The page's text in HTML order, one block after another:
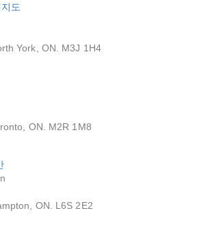
도
York, ON. M3J 1H4
ON. M2R 1M8
ON. L6S 2E2